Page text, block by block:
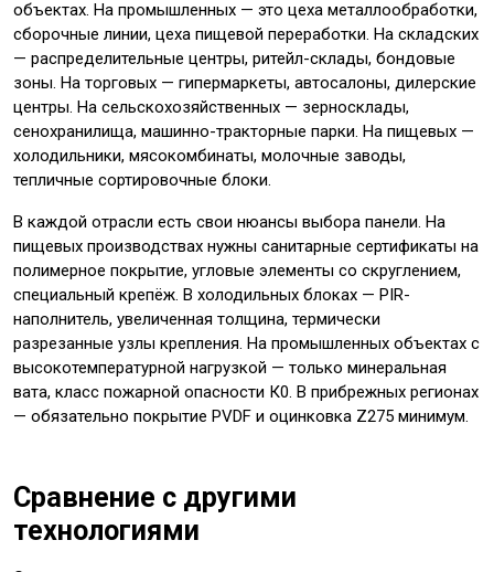
объектах. На промышленных — это цеха металлообработки,
сборочные линии, цеха пищевой переработки. На складских
— распределительные центры, ритейл-склады, бондовые
зоны. На торговых — гипермаркеты, автосалоны, дилерские
центры. На сельскохозяйственных — зерносклады,
сенохранилища, машинно-тракторные парки. На пищевых —
холодильники, мясокомбинаты, молочные заводы,
тепличные сортировочные блоки.
В каждой отрасли есть свои нюансы выбора панели. На
пищевых производствах нужны санитарные сертификаты на
полимерное покрытие, угловые элементы со скруглением,
специальный крепёж. В холодильных блоках — PIR-
наполнитель, увеличенная толщина, термически
разрезанные узлы крепления. На промышленных объектах с
высокотемпературной нагрузкой — только минеральная
вата, класс пожарной опасности К0. В прибрежных регионах
— обязательно покрытие PVDF и оцинковка Z275 минимум.
Сравнение с другими
технологиями